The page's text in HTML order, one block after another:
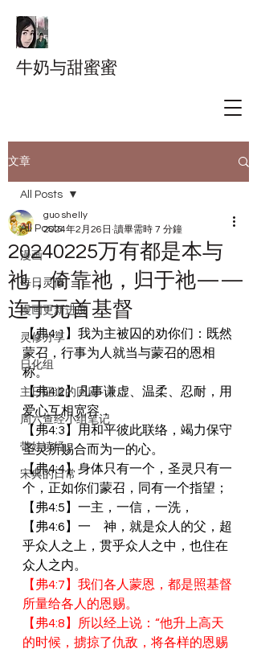
牛奶与甜蜜蜜
文章
All Posts
漫画
每日灵修
漫画更新进度
灵修分享
日化组
主日证道的回应
周六查经小组笔记
带娃读经
宋典的日常
All Posts
20240225万有都是本与
祂，倚靠祂，归于祂——
连于元首基督
guo shelly
2024年2月26日 讀畢需時 7 分鐘
【弗4:1】我为主被囚的劝你们：既然
蒙召，行事为人就当与蒙召的恩相
称。
【弗4:2】凡事谦虚、温柔、忍耐，用
爱心互相宽容，
【弗4:3】用和平彼此联络，竭力保守
圣灵所赐合而为一的心。
【弗4:4】身体只有一个，圣灵只有一
个，正如你们蒙召，同有一个指望；
【弗4:5】一主，一信，一洗，
【弗4:6】一　神，就是众人的父，超
乎众人之上，贯乎众人之中，也住在
众人之内。
【弗4:7】我们各人蒙恩，都是照基督
所量给各人的恩赐。
【弗4:8】所以经上说：“他升上高天
的时候，掳掠了仇敌，将各样的恩赐